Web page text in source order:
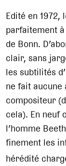
Edité en
parfaitement
de Bonn.
clair, sans
les subtilités
ne fait aucune
compositeur
cela). En neuf
l’homme
finement les
hérédité